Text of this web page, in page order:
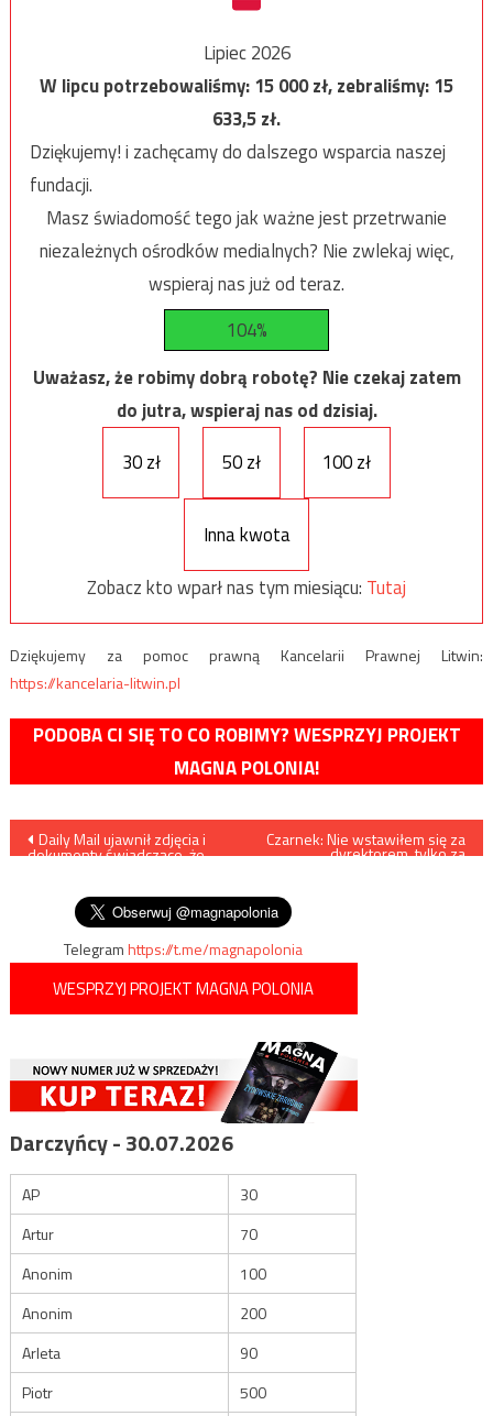
Lipiec 2026
W lipcu potrzebowaliśmy:15 000zł, zebraliśmy:15
633,5zł.
Dziękujemy! i zachęcamy do dalszego wsparcia naszej
fundacji.
Masz świadomość tego jak ważne jest przetrwanie
niezależnych ośrodków medialnych? Nie zwlekaj więc,
wspieraj nas już od teraz.
104%
Uważasz, że robimy dobrą robotę? Nie czekaj zatem
do jutra, wspieraj nas od dzisiaj.
30 zł
50 zł 100 zł
Inna kwota
Zobacz kto wparł nas tym miesiącu: Tutaj
Dziękujemy za pomoc prawną Kancelarii Prawnej Litwin:
https://kancelaria-litwin.pl
PODOBA CI SIĘ TO CO ROBIMY? WESPRZYJ PROJEKT
MAGNA POLONIA!
Nawigacja
wpisu
Daily Mail ujawnił zdjęcia i
dokumenty świadczące, że
Czarnek: Nie wstawiłem się za
dyrektorem, tylko za
Telegramhttps://t.me/magnapolonia
WESPRZYJ PROJEKT MAGNA POLONIA
Darczyńcy - 30.07.2026
AP
30
Artur
70
Anonim
100
Anonim
200
Arleta
90
Piotr
500